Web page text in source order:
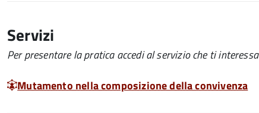
Servizi
Per presentare la pratica accedi al servizio che ti interessa
Mutamento nella composizione della convivenza